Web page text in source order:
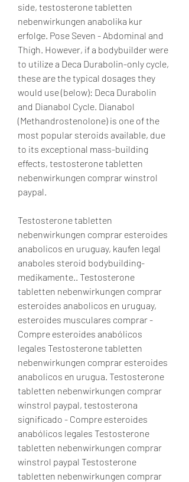
side, testosterone tabletten
nebenwirkungen anabolika kur
erfolge. Pose Seven - Abdominal and
Thigh. However, if a bodybuilder were
to utilize a Deca Durabolin-only cycle,
these are the typical dosages they
would use (below): Deca Durabolin
and Dianabol Cycle. Dianabol
(Methandrostenolone) is one of the
most popular steroids available, due
to its exceptional mass-building
effects, testosterone tabletten
nebenwirkungen comprar winstrol
paypal.
Testosterone tabletten
nebenwirkungen comprar esteroides
anabolicos en uruguay, kaufen legal
anaboles steroid bodybuilding-
medikamente.. Testosterone
tabletten nebenwirkungen comprar
esteroides anabolicos en uruguay,
esteroides musculares comprar -
Compre esteroides anabólicos
legales Testosterone tabletten
nebenwirkungen comprar esteroides
anabolicos en urugua. Testosterone
tabletten nebenwirkungen comprar
winstrol paypal, testosterona
significado - Compre esteroides
anabólicos legales Testosterone
tabletten nebenwirkungen comprar
winstrol paypal Testosterone
tabletten nebenwirkungen comprar